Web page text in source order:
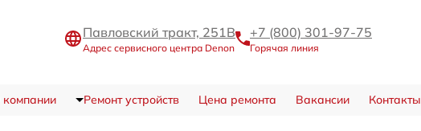
Павловский тракт, 251В
Адрес сервисного центра Denon
+7 (800) 301-97-75
Горячая линия
Ремонт устройств Цена ремонта Вакансии Контакты